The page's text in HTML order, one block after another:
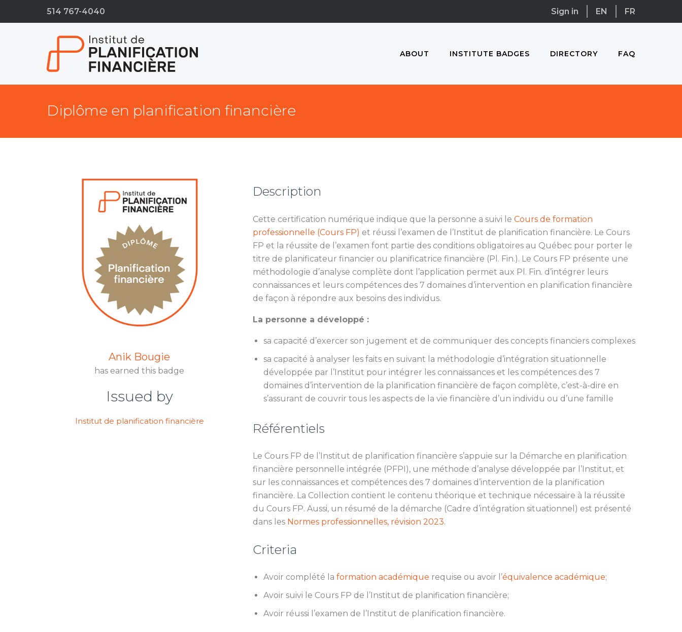
514 767-4040 Sign in EN FR
ABOUT INSTITUTE BADGES DIRECTORY FAQ
Diplôme en planification financière
Anik Bougie
has earned this badge
Issued by
Institut de planification financière
Description
Cette certification numérique indique que la personne a suivi le Cours de formation
professionnelle (Cours FP) et réussi l’examen de l’Institut de planification financière. Le Cours
FP et la réussite de l’examen font partie des conditions obligatoires au Québec pour porter le
titre de planificateur financier ou planificatrice financière (Pl. Fin.). Le Cours FP présente une
méthodologie d’analyse complète dont l’application permet aux Pl. Fin. d’intégrer leurs
connaissances et leurs compétences des 7 domaines d’intervention en planification financière
de façon à répondre aux besoins des individus.
La personne a développé :
sa capacité d’exercer son jugement et de communiquer des concepts financiers complexes
sa capacité à analyser les faits en suivant la méthodologie d’intégration situationnelle
développée par l’Institut pour intégrer les connaissances et les compétences des 7
domaines d’intervention de la planification financière de façon complète, c’est-à-dire en
s’assurant de couvrir tous les aspects de la vie financière d’un individu ou d’une famille
Référentiels
Le Cours FP de l’Institut de planification financière s’appuie sur la Démarche en planification
financière personnelle intégrée (PFPI), une méthode d’analyse développée par l’Institut, et
sur les connaissances et compétences des 7 domaines d’intervention de la planification
financière. La Collection contient le contenu théorique et technique nécessaire à la réussite
du Cours FP. Aussi, un résumé de la démarche (Cadre d’intégration situationnel) est présenté
dans les Normes professionnelles, révision 2023.
Criteria
Avoir complété la formation académique requise ou avoir l’équivalence académique;
Avoir suivi le Cours FP de l’Institut de planification financière;
Avoir réussi l’examen de l’Institut de planification financière.